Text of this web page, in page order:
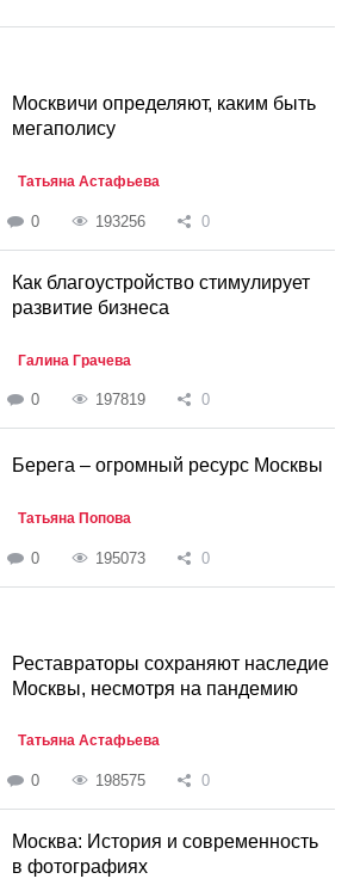
Москвичи определяют, каким быть
мегаполису
Татьяна Астафьева
0 193256 0
Как благоустройство стимулирует
развитие бизнеса
Галина Грачева
0 197819 0
Берега – огромный ресурс Москвы
Татьяна Попова
0 195073 0
Реставраторы сохраняют наследие
Москвы, несмотря на пандемию
Татьяна Астафьева
0 198575 0
Москва: История и современность
в фотографиях